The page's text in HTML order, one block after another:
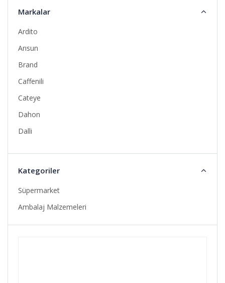
Markalar
Ardito
Arısun
Brand
Caffenili
Cateye
Dahon
Dalli
Fizik
Kategoriler
Süpermarket
Ambalaj Malzemeleri